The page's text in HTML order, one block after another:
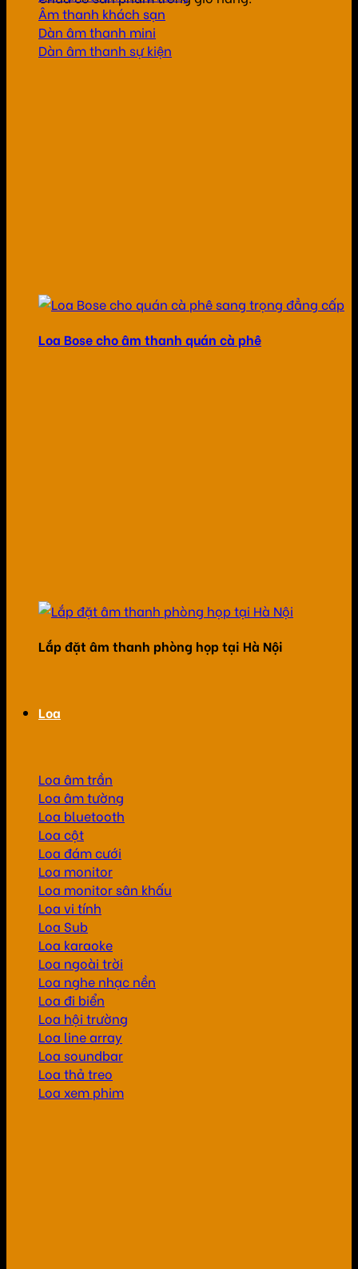
Âm thanh khách sạn
Dàn âm thanh mini
Dàn âm thanh sự kiện
Loa Bose cho âm thanh quán cà phê
Lắp đặt âm thanh phòng họp tại Hà Nội
Loa
Loa âm trần
Loa âm tường
Loa bluetooth
Loa cột
Loa đám cưới
Loa monitor
Loa monitor sân khấu
Loa vi tính
Loa Sub
Loa karaoke
Loa ngoài trời
Loa nghe nhạc nền
Loa đi biển
Loa hội trường
Loa line array
Loa soundbar
Loa thả treo
Loa xem phim